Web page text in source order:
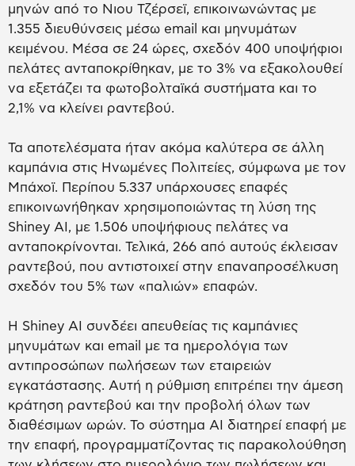
μηνών από το Νιου Τζέρσεϊ, επικοινωνώντας με
1.355 διευθύνσεις μέσω email και μηνυμάτων
κειμένου. Μέσα σε 24 ώρες, σχεδόν 400 υποψήφιοι
πελάτες ανταποκρίθηκαν, με το 3% να εξακολουθεί
να εξετάζει τα φωτοβολταϊκά συστήματα και το
2,1% να κλείνει ραντεβού.
Τα αποτελέσματα ήταν ακόμα καλύτερα σε άλλη
καμπάνια στις Ηνωμένες Πολιτείες, σύμφωνα με τον
Μπάχοϊ. Περίπου 5.337 υπάρχουσες επαφές
επικοινωνήθηκαν χρησιμοποιώντας τη λύση της
Shiney AI, με 1.506 υποψήφιους πελάτες να
ανταποκρίνονται. Τελικά, 266 από αυτούς έκλεισαν
ραντεβού, που αντιστοιχεί στην επαναπροσέλκυση
σχεδόν του 5% των «παλιών» επαφών.
Η Shiney AI συνδέει απευθείας τις καμπάνιες
μηνυμάτων και email με τα ημερολόγια των
αντιπροσώπων πωλήσεων των εταιρειών
εγκατάστασης. Αυτή η ρύθμιση επιτρέπει την άμεση
κράτηση ραντεβού και την προβολή όλων των
διαθέσιμων ωρών. Το σύστημα AI διατηρεί επαφή με
την επαφή, προγραμματίζοντας τις παρακολούθηση